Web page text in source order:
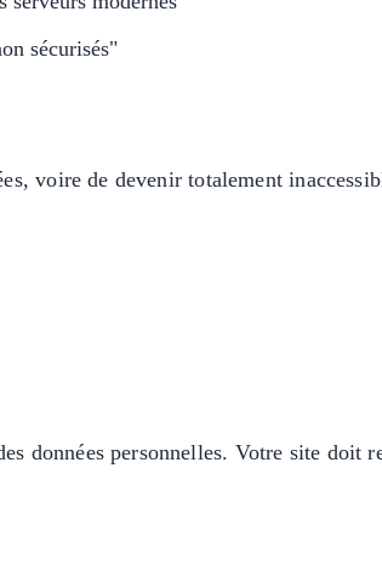
sécurisés"
voire de devenir totalement
données personnelles. Votre site doit